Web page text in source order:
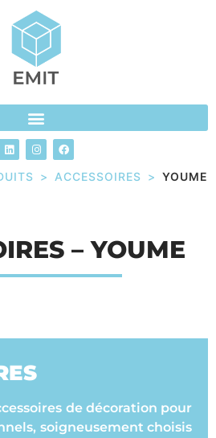
> ACCESSOIRES > YOUME
– YOUME
de décoration pour
soigneusement choisis